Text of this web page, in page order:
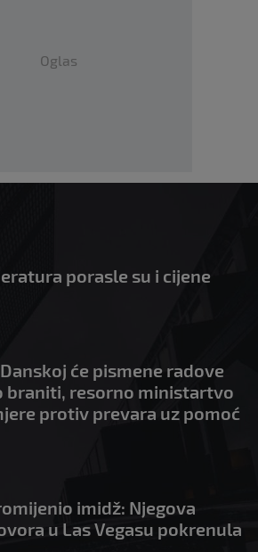
Oglas
porasle su i cijene
će pismene radove
braniti, resorno ministartvo
protiv prevara uz pomoć
imidž: Njegova
u Las Vegasu pokrenula